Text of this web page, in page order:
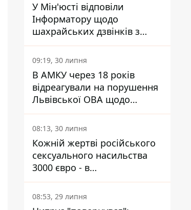
У Мін'юсті відповіли
Інформатору щодо
шахрайських дзвінків з
камери Сумського СІЗО так,
що ніхто нічого не зрозумів
09:19, 30 липня
В АМКУ через 18 років
відреагували на порушення
Львівської ОВА щодо
харчування у закладах
освіти
08:13, 30 липня
Кожній жертві російського
сексуального насильства
3000 євро - в
Мінсоцполітики пояснили
Інформатору, звідки на це
гроші
08:53, 29 липня